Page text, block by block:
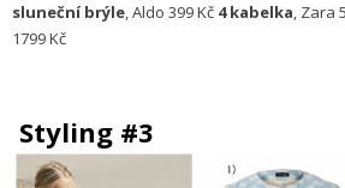
sluneční brýle, Aldo 399 Kč 4 kabelka, Zara
1799 Kč
Styling #3